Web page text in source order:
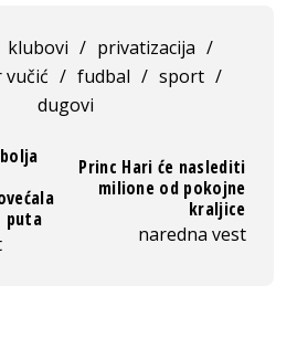
klubovi / privatizacija /
vučić / fudbal / sport /
dugovi
puta
Princ Hari će naslediti
milione od pokojne
kraljice
naredna vest